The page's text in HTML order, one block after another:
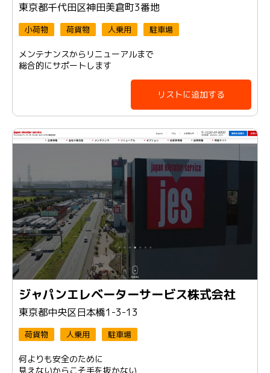
東京都千代田区神田美倉町3番地
小荷物 荷貨物 人乗用 駐車場
メンテナンスからリニューアルまで
総合的にサポートします
リストに追加する
ジャパンエレベーターサービス株式会社
東京都中央区日本橋1-3-13
荷貨物 人乗用 駐車場
何よりも安全のために
見えないからこそ手を抜かない